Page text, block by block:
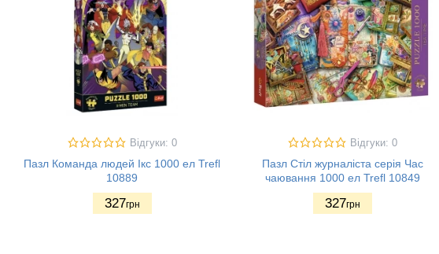
Відгуки: 0
Пазл Команда людей Ікс 1000 ел Trefl
10889
327грн
Відгуки: 0
Пазл Стіл журналіста серія Час
чаювання 1000 ел Trefl 10849
327грн